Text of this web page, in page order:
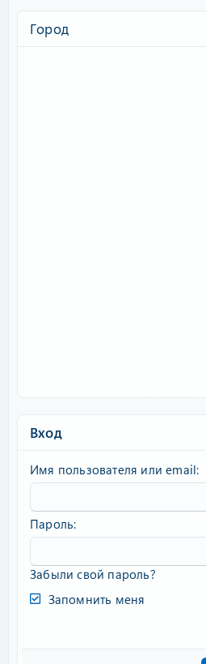
Город
Вход
Имя пользователя или email
Пароль
Забыли свой пароль?
Запомнить меня